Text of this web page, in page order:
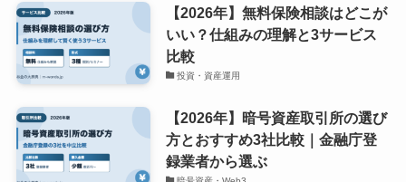
【2026年】無料保険相談はどこが
いい？仕組みの理解と3サービス
比較
投資・資産運用
【2026年】暗号資産取引所の選び
方とおすすめ3社比較｜金融庁登
録業者から選ぶ